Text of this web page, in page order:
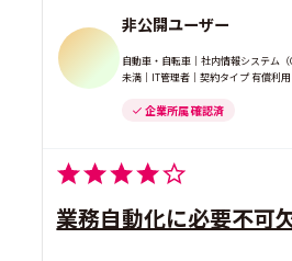
非公開ユーザー
自動車・自転車｜社内情報システム
未満｜IT管理者｜契約タイプ 有償利用
企業所属 確認済
業務自動化に必要不可